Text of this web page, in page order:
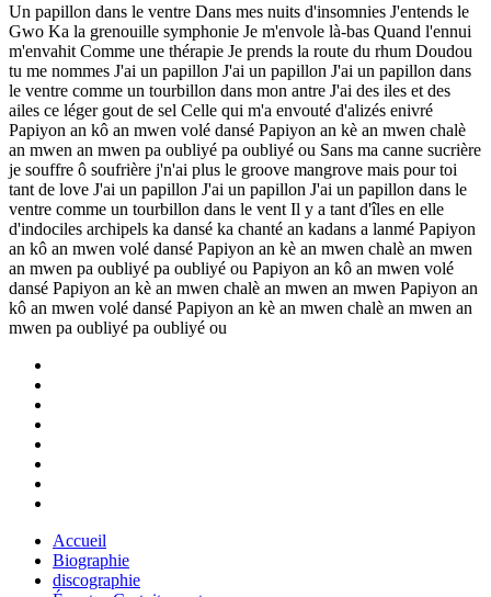
Un papillon dans le ventre Dans mes nuits d'insomnies J'entends le
Gwo Ka la grenouille symphonie Je m'envole là-bas Quand l'ennui
m'envahit Comme une thérapie Je prends la route du rhum Doudou
tu me nommes J'ai un papillon J'ai un papillon J'ai un papillon dans
le ventre comme un tourbillon dans mon antre J'ai des iles et des
ailes ce léger gout de sel Celle qui m'a envouté d'alizés enivré
Papiyon an kô an mwen volé dansé Papiyon an kè an mwen chalè
an mwen an mwen pa oubliyé pa oubliyé ou Sans ma canne sucrière
je souffre ô soufrière j'n'ai plus le groove mangrove mais pour toi
tant de love J'ai un papillon J'ai un papillon J'ai un papillon dans le
ventre comme un tourbillon dans le vent Il y a tant d'îles en elle
d'indociles archipels ka dansé ka chanté an kadans a lanmé Papiyon
an kô an mwen volé dansé Papiyon an kè an mwen chalè an mwen
an mwen pa oubliyé pa oubliyé ou Papiyon an kô an mwen volé
dansé Papiyon an kè an mwen chalè an mwen an mwen Papiyon an
kô an mwen volé dansé Papiyon an kè an mwen chalè an mwen an
mwen pa oubliyé pa oubliyé ou
Accueil
Biographie
discographie